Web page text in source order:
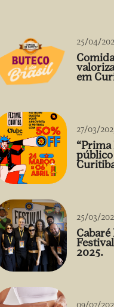
25/04/
em
27/03/
“Prima
público
25/03/
2025.
09/07/